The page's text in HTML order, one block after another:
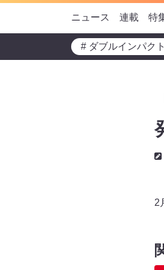
ニュース 連載 特
# ダブルインパク
2